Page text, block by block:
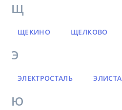
Щ
ЩЕКИНО ЩЕЛКОВО
Э
ЭЛЕКТРОСТАЛЬ ЭЛИСТА
Ю